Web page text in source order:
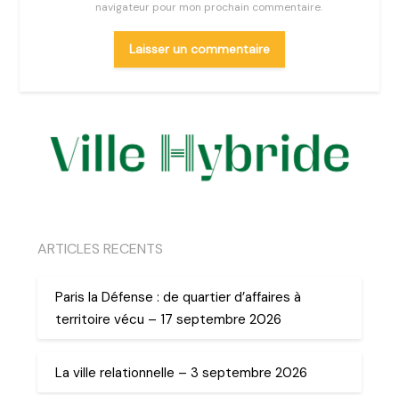
navigateur pour mon prochain commentaire.
ARTICLES RECENTS
Paris la Défense : de quartier d’affaires à
territoire vécu – 17 septembre 2026
La ville relationnelle – 3 septembre 2026